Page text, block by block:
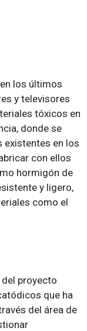
los últimos
y televisores
tóxicos en
donde se
en los
con ellos
hormigón de
y ligero,
como el
del proyecto
que ha
del área de